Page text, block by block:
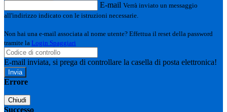
E-mail Verrà inviato un messaggio
all'indirizzo indicato con le istruzioni necessarie.
Non hai una e-mail associata al nome utente? Effettua il reset della password
tramite la Login Spaggiari
E-mail inviata, si prega di controllare la casella di posta elettronica!
Errore
Chiudi
Successo